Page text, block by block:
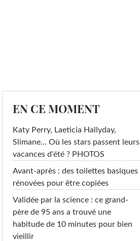
EN CE MOMENT
Katy Perry, Laeticia Hallyday,
Slimane... Où les stars passent leurs
vacances d'été ? PHOTOS
Avant-après : des toilettes basiques
rénovées pour être copiées
Validée par la science : ce grand-
père de 95 ans a trouvé une
habitude de 10 minutes pour bien
vieillir